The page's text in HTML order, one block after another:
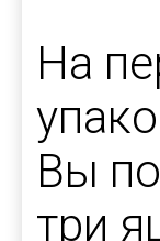
На
Вы
три